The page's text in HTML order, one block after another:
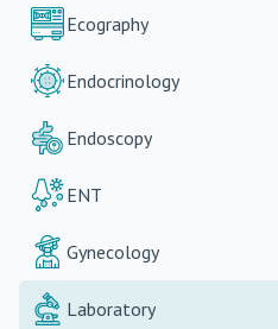
Ecography
Endocrinology
Endoscopy
ENT
Gynecology
Laboratory